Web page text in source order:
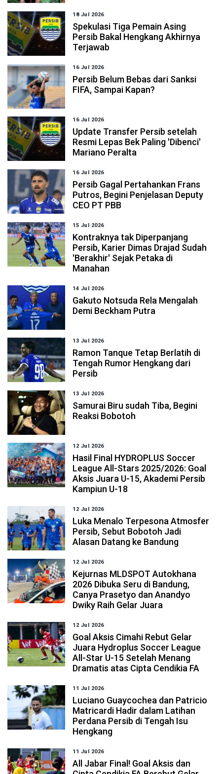
18 Jul 2026
Spekulasi Tiga Pemain Asing
Persib Bakal Hengkang Akhirnya
Terjawab
16 Jul 2026
Persib Belum Bebas dari Sanksi
FIFA, Sampai Kapan?
16 Jul 2026
Update Transfer Persib setelah
Resmi Lepas Bek Paling 'Dibenci'
Mariano Peralta
16 Jul 2026
Persib Gagal Pertahankan Frans
Putros, Begini Penjelasan Deputy
CEO PT PBB
15 Jul 2026
Kontraknya tak Diperpanjang
Persib, Karier Dimas Drajad Sudah
'Berakhir' Sejak Petaka di
Manahan
14 Jul 2026
Gakuto Notsuda Rela Mengalah
Demi Beckham Putra
13 Jul 2026
Ramon Tanque Tetap Berlatih di
Tengah Rumor Hengkang dari
Persib
13 Jul 2026
Samurai Biru sudah Tiba, Begini
Reaksi Bobotoh
12 Jul 2026
Hasil Final HYDROPLUS Soccer
League All-Stars 2025/2026: Goal
Aksis Juara U-15, Akademi Persib
Kampiun U-18
12 Jul 2026
Luka Menalo Terpesona Atmosfer
Persib, Sebut Bobotoh Jadi
Alasan Datang ke Bandung
12 Jul 2026
Kejurnas MLDSPOT Autokhana
2026 Dibuka Seru di Bandung,
Canya Prasetyo dan Anandyo
Dwiky Raih Gelar Juara
12 Jul 2026
Goal Aksis Cimahi Rebut Gelar
Juara Hydroplus Soccer League
All-Star U-15 Setelah Menang
Dramatis atas Cipta Cendikia FA
11 Jul 2026
Luciano Guaycochea dan Patricio
Matricardi Hadir dalam Latihan
Perdana Persib di Tengah Isu
Hengkang
11 Jul 2026
All Jabar Final! Goal Aksis dan